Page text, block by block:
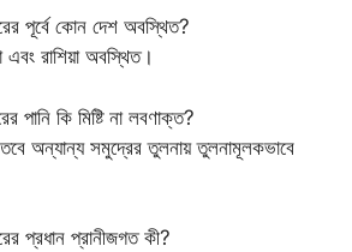
পূর্বে কোন দেশ অবস্থিত?
এবং রাশিয়া অবস্থিত।
পানি কি মিষ্টি না লবণাক্ত?
অন্যান্য সমুদ্রের তুলনায় তুলনামূলকভাবে
প্রধান প্রানীজগত কী?